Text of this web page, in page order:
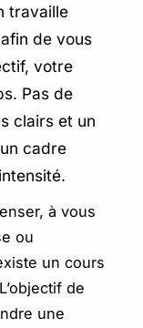
travaille
de vous
votre
Pas de
clairs et un
cadre
à vous
ou
un cours
de
une